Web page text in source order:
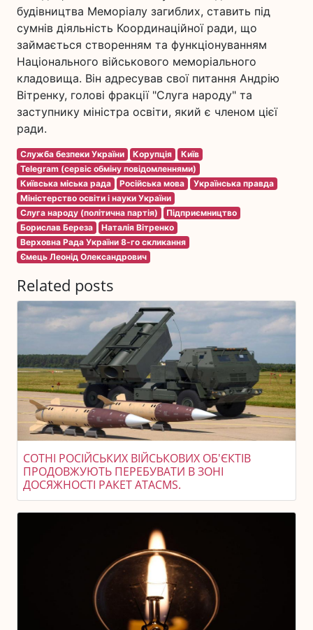
будівництва Меморіалу загиблих, ставить під
сумнів діяльність Координаційної ради, що
займається створенням та функціонуванням
Національного військового меморіального
кладовища. Він адресував свої питання Андрію
Вітренку, голові фракції "Слуга народу" та
заступнику міністра освіти, який є членом цієї
ради.
Служба безпеки України Корупція
Київ
Telegram (сервіс обміну повідомленнями)
Київська міська рада
Російська мова
Українська правда
Міністерство освіти і науки України
Слуга народу (політична партія)
Підприємництво
Борислав Береза
Наталія Вітренко
Верховна Рада України 8-го скликання
Ємець Леонід Олександрович
Related posts
СОТНІ РОСІЙСЬКИХ ВІЙСЬКОВИХ ОБ'ЄКТІВ
ПРОДОВЖУЮТЬ ПЕРЕБУВАТИ В ЗОНІ
ДОСЯЖНОСТІ РАКЕТ ATACMS.